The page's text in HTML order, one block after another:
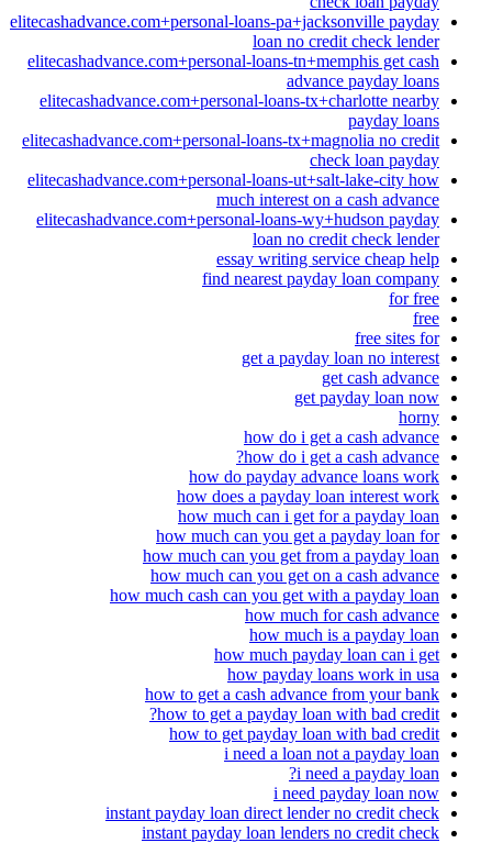
elitecashadvance.com+personal-loans-pa+jacksonville payday
loan no credit check lender
elitecashadvance.com+personal-loans-tn+memphis get cash
advance payday loans
elitecashadvance.com+personal-loans-tx+charlotte nearby
payday loans
elitecashadvance.com+personal-loans-tx+magnolia no credit
check loan payday
elitecashadvance.com+personal-loans-ut+salt-lake-city how
much interest on a cash advance
elitecashadvance.com+personal-loans-wy+hudson payday
loan no credit check lender
essay writing service cheap help
find nearest payday loan company
for free
free
free sites for
get a payday loan no interest
get cash advance
get payday loan now
horny
how do i get a cash advance
how do i get a cash advance?
how do payday advance loans work
how does a payday loan interest work
how much can i get for a payday loan
how much can you get a payday loan for
how much can you get from a payday loan
how much can you get on a cash advance
how much cash can you get with a payday loan
how much for cash advance
how much is a payday loan
how much payday loan can i get
how payday loans work in usa
how to get a cash advance from your bank
how to get a payday loan with bad credit?
how to get payday loan with bad credit
i need a loan not a payday loan
i need a payday loan?
i need payday loan now
instant payday loan direct lender no credit check
instant payday loan lenders no credit check